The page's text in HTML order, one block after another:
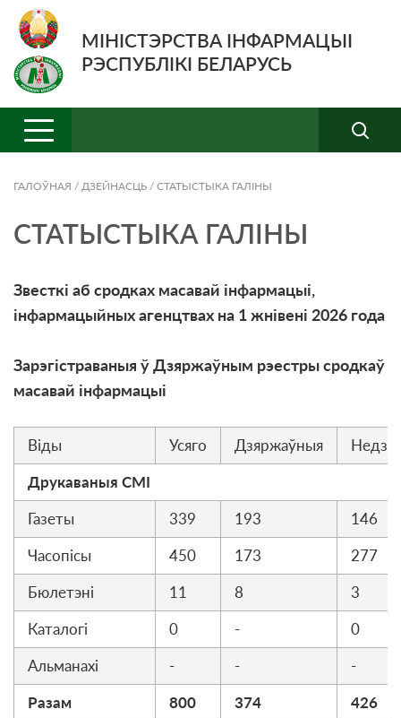
МІНІСТЭРСТВА ІНФАРМАЦЫІ
РЭСПУБЛІКІ БЕЛАРУСЬ
ГАЛОЎНАЯ / ДЗЕЙНАСЦЬ / СТАТЫСТЫКА ГАЛІНЫ
СТАТЫСТЫКА ГАЛІНЫ
Звесткі аб сродках масавай інфармацыі,
інфармацыйных агенцтвах на 1 жнiвенi 2026 года
Зарэгістраваныя ў Дзяржаўным рэестры сродкаў
масавай інфармацыі
Вiды Усяго Дзяржаўныя
Друкаваныя СМI
Газеты
339 193
146
Часопiсы
450 173
277
Бюлетэні
11 8
3
Каталогі
0 -
0
Альманахі
- -
-
Разам
800 374
426